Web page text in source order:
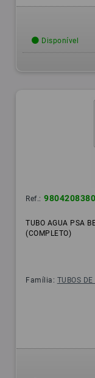
Disponível
Ref.: 9804208380
TUBO AGUA PSA
(COMPLETO)
Família: TUBOS